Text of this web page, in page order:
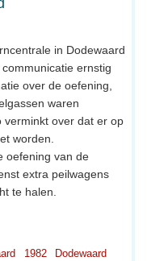
in Dodewaard
ernstig
over de oefening,
waren
verminkt over dat er op
worden.
oefening van de
extra peilwagens
te halen.
1982 Dodewaard